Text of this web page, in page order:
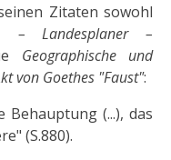
Zitaten sowohl
– Landesplaner –
Geographische und
von Goethes "Faust":
(...), das
(S.880).